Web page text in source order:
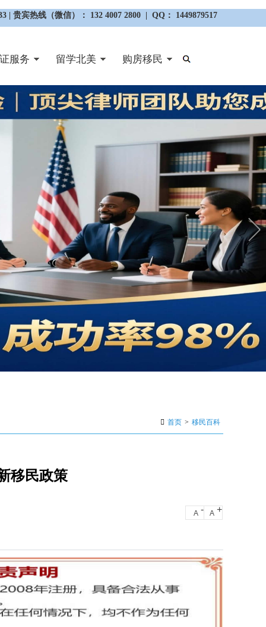
| 贵宾热线（微信）： 132 4007 2800 | QQ： 1449879517
服务 留学北美 购房移民
首页 > 移民百科
移民政策
A - A +